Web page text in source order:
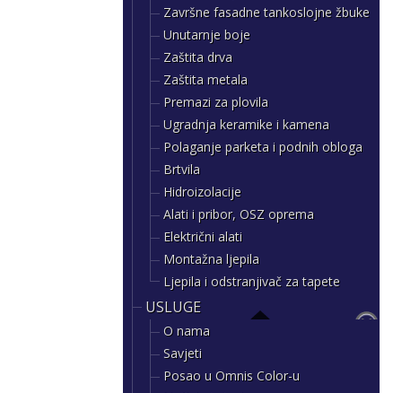
Završne fasadne tankoslojne žbuke
Unutarnje boje
Zaštita drva
Zaštita metala
Premazi za plovila
Ugradnja keramike i kamena
Polaganje parketa i podnih obloga
Brtvila
Hidroizolacije
Alati i pribor, OSZ oprema
Električni alati
Montažna ljepila
Ljepila i odstranjivač za tapete
USLUGE
O nama
Savjeti
Posao u Omnis Color-u